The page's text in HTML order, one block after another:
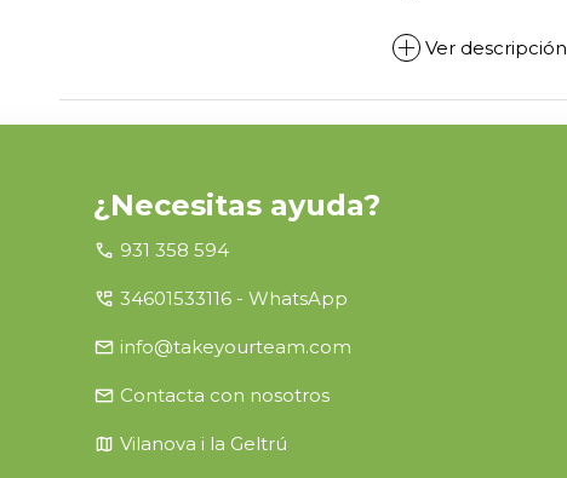
Ver descripción
¿Necesitas ayuda?
call 931 358 594
perm_phone_msg 34601533116 - WhatsApp
email info@takeyourteam.com
email Contacta con nosotros
map Vilanova i la Geltrú